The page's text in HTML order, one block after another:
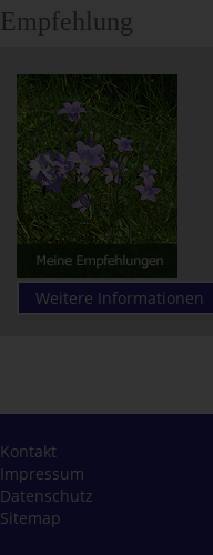
Empfehlung
Weitere Informationen
Kontakt
Impressum
Datenschutz
Sitemap